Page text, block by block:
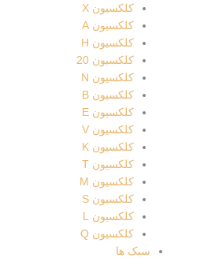
کلکسیون X
کلکسیون A
کلکسیون H
کلکسیون 20
کلکسیون N
کلکسیون B
کلکسیون E
کلکسیون V
کلکسیون K
کلکسیون T
کلکسیون M
کلکسیون S
کلکسیون L
کلکسیون Q
سبک ها